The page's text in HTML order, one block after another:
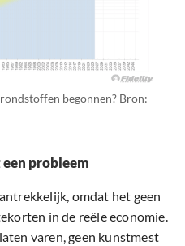
begonnen? Bron:
probleem
omdat het geen
in de reële economie.
varen, geen kunstmest